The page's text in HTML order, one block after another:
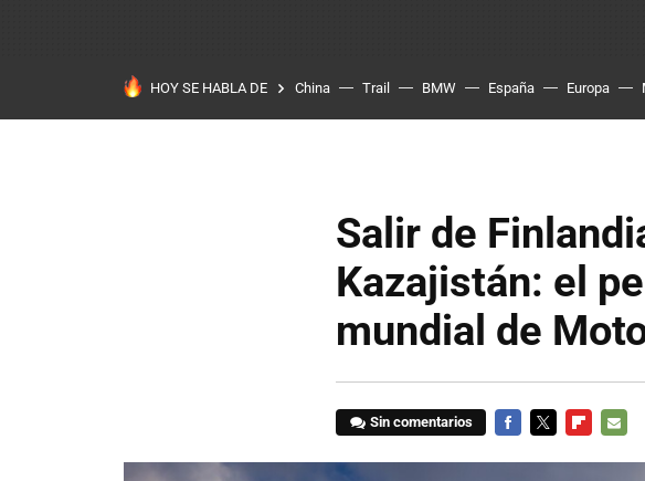
HOY SE HABLA DE China Trail BMW España Europa
Salir de
Kazajistán: el
mundial de
Sin comentarios